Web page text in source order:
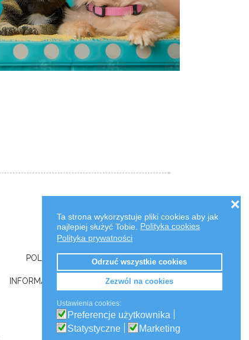
Ta strona wykorzystuje pliki cookies aby jak
najlepiej służyć Tobie.
Polityka cookies
Polityka prywatności
Odrzuć wszystkie cookies
Zezwól na cookies
❌
Ustawienia cookies:
Preferencje użytkownika
Statystyczne
Marketing
REGULAMIN
KONTAKT
POLITYKA PRYWATNOŚCI
INFORMACJE O PLIKACH COOKIES